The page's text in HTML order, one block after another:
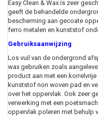
Easy Clean & Wax is zeer
geeft de behandelde
bescherming aan gecoate
ferro metalen en kunststof
Gebruiksaanwijzing
Los vuil van de ondergrond
wax gebruiken zoals
product aan met een
kunststof non woven pad en
over het oppervlak. Ook zeer
verwerking met een
oppervlak poleren met behulp